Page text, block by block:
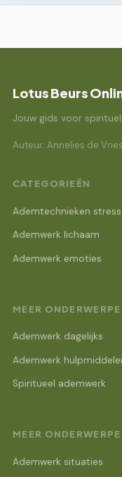
Lotus Beurs
Jouw gids voor
Auteur: Annelies de Vries
CATEGORIEËN
Ademtechnieken stress
Ademwerk lichaam
Ademwerk emoties
MEER
Ademwerk dagelijks
Ademwerk
Spiritueel ademwerk
MEER
Ademwerk situaties